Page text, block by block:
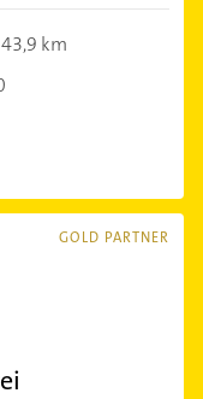
43,9 km
GOLD PARTNER